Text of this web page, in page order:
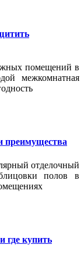
помещений в
межкомнатная
преимущества
отделочный
полов в
где купить